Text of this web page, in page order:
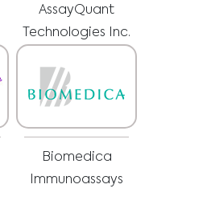
AssayQuant
Technologies Inc.
Biomedica
Immunoassays